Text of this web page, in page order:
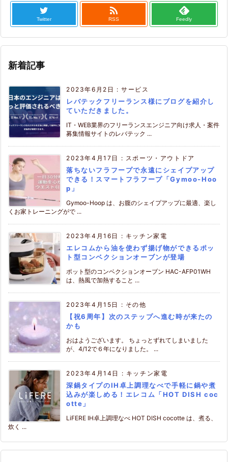
Twitter

RSS Feedly
新着記事
2023年6月2日 :サービス
レバテックフリーランス様にブログを紹介し
ていただきました。
IT・WEB業界のフリーランスエンジニア向け求人・案件
募集情報サイトのレバテック ...
2023年4月17日 : スポーツ・アウトドア
落ちないフラフープで永遠にシェイプアップ
できる！スマートフラフープ「Gymoo-Hoo
p」
Gymoo-Hoop は、お腹のシェイプアップに最適、楽し
くお家トレーニングがで ...
2023年4月16日 : キッチン家電
エレコムから油を使わず揚げ物ができるポッ
ト型コンベクションオーブンが登場
ポット型のコンベクションオーブン HAC-AFP01WH
は、熱風で加熱すること ...
2023年4月15日 : その他
【祝6周年】次のステップへ進む時が来たの
かも
おはようございます。 ちょっとずれてしまいました
が、4/12で６年になりました。 ...
2023年4月14日 : キッチン家電
深鍋タイプのIH卓上調理なべで手軽に鍋や煮
込みが楽しめる！エレコム「HOT DISH coc
otte」
LiFERE IH卓上調理なべ HOT DISH cocotte は、煮る、
炊く ...